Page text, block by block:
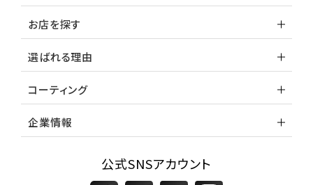
お店を探す
選ばれる理由
コーティング
企業情報
公式SNSアカウント